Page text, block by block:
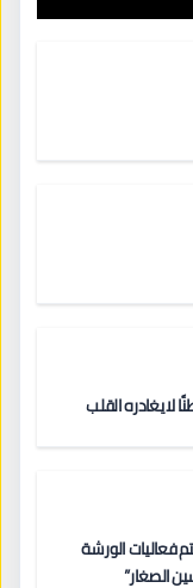
لا يغادره القلب
فعاليات الورشة
الصغار”